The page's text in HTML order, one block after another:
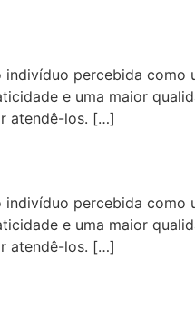
indivíduo percebida como
e uma maior
atendê-los. […]
indivíduo percebida como
e uma maior
atendê-los. […]